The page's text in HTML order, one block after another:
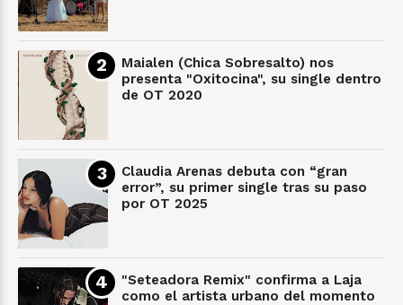
Maialen (Chica Sobresalto) nos
presenta "Oxitocina", su single dentro
de OT 2020
Claudia Arenas debuta con “gran
error”, su primer single tras su paso
por OT 2025
"Seteadora Remix" confirma a Laja
como el artista urbano del momento